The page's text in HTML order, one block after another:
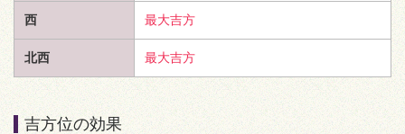
西 最大吉方
北西 最大吉方
吉方位の効果